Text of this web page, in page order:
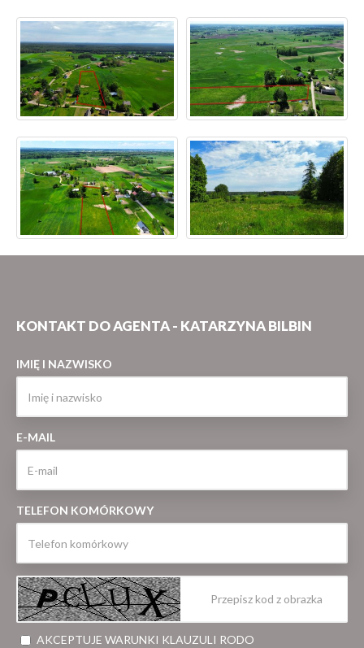
KONTAKT DO AGENTA - KATARZYNA BILBIN
IMIĘ I NAZWISKO
E-MAIL
TELEFON KOMÓRKOWY
AKCEPTUJE WARUNKI KLAUZULI RODO